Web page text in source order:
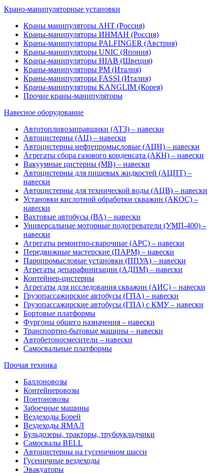
Крано-манипуляторные установки
Краны манипуляторы АНТ (Россия)
Краны-манипуляторы ИНМАН (Россия)
Краны-манипуляторы PALFINGER (Австрия)
Краны-манипуляторы UNIC (Япония)
Краны-манипуляторы HIAB (Швеция)
Краны-манипуляторы PM (Италия)
Краны-манипуляторы FASSI (Италия)
Краны-манипуляторы KANGLIM (Корея)
Прочие краны-манипуляторы
Навесное оборудование
Автотопливозаправщики (АТЗ) – навески
Автоцистерны (АЦ) – навески
Автоцистерны нефтепромысловые (АЦН) – навески
Агрегаты сбора газового конденсата (АКН) – навески
Вакуумные цистерны (МВ) – навески
Автоцистерны для пищевых жидкостей (АЦПТ) –
навески
Автоцистерны для технической воды (АЦВ) – навески
Установки кислотной обработки скважин (АКОС) –
навески
Вахтовые автобусы (ВА) – навески
Универсальные моторные подогреватели (УМП-400) –
навески
Агрегаты ремонтно-сварочные (АРС) – навески
Передвижные мастерские (ПАРМ) – навески
Паропромысловые установки (ППУА) – навески
Агрегаты депарафинизации (АДПМ) – навески
Контейнер-цистерны
Агрегаты для исследования скважин (АИС) – навески
Грузопассажирские автобусы (ГПА) – навески
Грузопассажирские автобусы (ГПА) с КМУ – навески
Бортовые платформы
Фургоны общего назначения – навески
Транспортно-бытовые машины – навески
Автобетоносмесители – навески
Самосвальные платформы
Прочая техника
Баллоновозы
Контейнеровозы
Понтоновозы
Забоечные машины
Вездеходы Борей
Вездеходы ЯМАЛ
Бульдозеры, тракторы, трубоукладчики
Самосвалы BELL
Автоцистерны на гусеничном шасси
Гусеничные вездеходы
Эвакуаторы